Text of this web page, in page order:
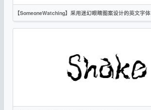
【SomeoneWatching】采用迷幻眼睛图案设计的英文字体
英文
创意